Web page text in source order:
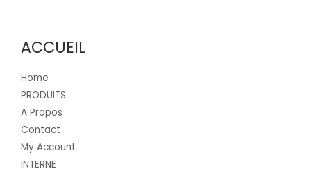
ACCUEIL
Home
PRODUITS
A Propos
Contact
My Account
INTERNE